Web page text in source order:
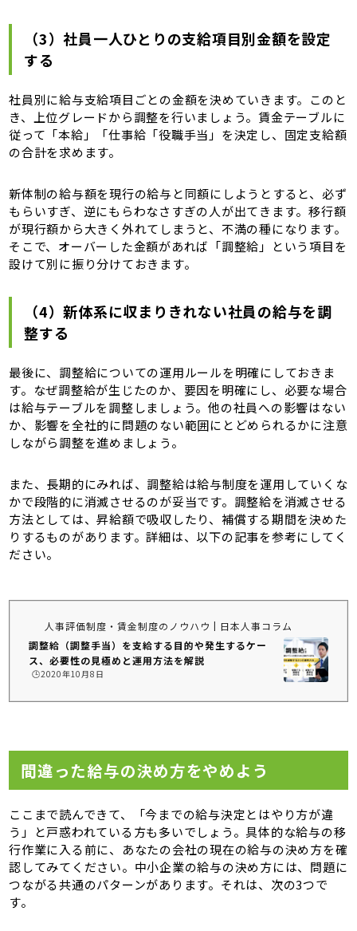
（3）社員一人ひとりの支給項目別金額を設定
する
社員別に給与支給項目ごとの金額を決めていきます。このと
き、上位グレードから調整を行いましょう。賃金テーブルに
従って「本給」「仕事給「役職手当」を決定し、固定支給額
の合計を求めます。
新体制の給与額を現行の給与と同額にしようとすると、必ず
もらいすぎ、逆にもらわなさすぎの人が出てきます。移行額
が現行額から大きく外れてしまうと、不満の種になります。
そこで、オーバーした金額があれば「調整給」という項目を
設けて別に振り分けておきます。
（4）新体系に収まりきれない社員の給与を調
整する
最後に、調整給についての運用ルールを明確にしておきま
す。なぜ調整給が生じたのか、要因を明確にし、必要な場合
は給与テーブルを調整しましょう。他の社員への影響はない
か、影響を全社的に問題のない範囲にとどめられるかに注意
しながら調整を進めましょう。
また、長期的にみれば、調整給は給与制度を運用していくな
かで段階的に消滅させるのが妥当です。調整給を消滅させる
方法としては、昇給額で吸収したり、補償する期間を決めた
りするものがあります。詳細は、以下の記事を参考にしてく
ださい。
人事評価制度・賃金制度のノウハウ | 日本人事コラム
調整給（調整手当）を支給する目的や発生するケー
ス、必要性の見極めと運用方法を解説
🕒️2020年10月8日
間違った給与の決め方をやめよう
ここまで読んできて、「今までの給与決定とはやり方が違
う」と戸惑われている方も多いでしょう。具体的な給与の移
行作業に入る前に、あなたの会社の現在の給与の決め方を確
認してみてください。中小企業の給与の決め方には、問題に
つながる共通のパターンがあります。それは、次の3つで
す。